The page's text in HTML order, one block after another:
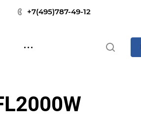
+7(495)787-49-12